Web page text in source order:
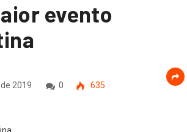
evento
2019 0 635